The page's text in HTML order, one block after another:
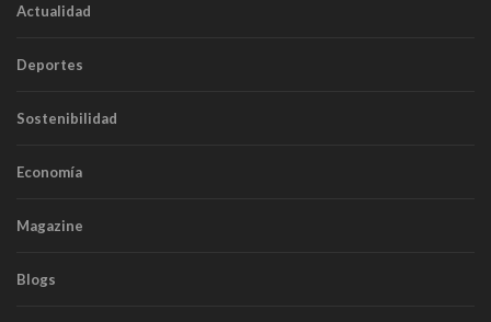
Actualidad
Deportes
Sostenibilidad
Economía
Magazine
Blogs